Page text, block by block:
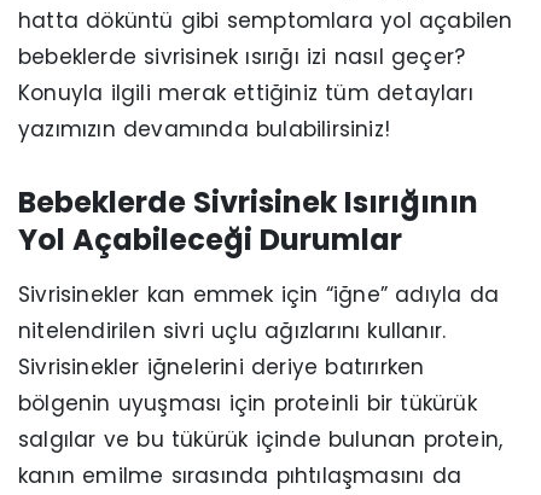
hatta döküntü gibi semptomlara yol açabilen
bebeklerde sivrisinek ısırığı izi nasıl geçer?
Konuyla ilgili merak ettiğiniz tüm detayları
yazımızın devamında bulabilirsiniz!
Bebeklerde Sivrisinek Isırığının
Yol Açabileceği Durumlar
Sivrisinekler kan emmek için “iğne” adıyla da
nitelendirilen sivri uçlu ağızlarını kullanır.
Sivrisinekler iğnelerini deriye batırırken
bölgenin uyuşması için proteinli bir tükürük
salgılar ve bu tükürük içinde bulunan protein,
kanın emilme sırasında pıhtılaşmasını da